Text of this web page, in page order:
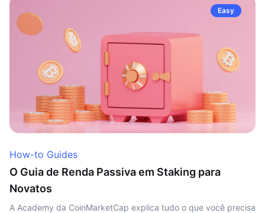
Easy
How-to Guides
O Guia de Renda Passiva em Staking para
Novatos
A Academy da CoinMarketCap explica tudo o que você precisa